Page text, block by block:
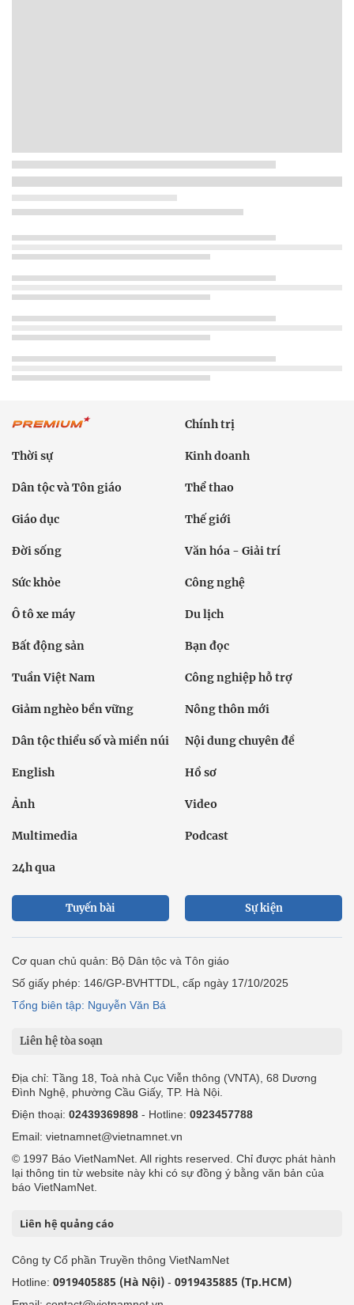
Chính trị
Thời sự Kinh doanh
Dân tộc và Tôn giáo Thể thao
Giáo dục Thế giới
Đời sống Văn hóa - Giải trí
Sức khỏe Công nghệ
Ô tô xe máy Du lịch
Bất động sản Bạn đọc
Tuần Việt Nam Công nghiệp hỗ trợ
Giảm nghèo bền vững Nông thôn mới
Dân tộc thiểu số và miền núi Nội dung chuyên đề
English Hồ sơ
Ảnh Video
Multimedia Podcast
24h qua
Tuyến bài Sự kiện
Cơ quan chủ quản: Bộ Dân tộc và Tôn giáo
Số giấy phép: 146/GP-BVHTTDL, cấp ngày 17/10/2025
Tổng biên tập: Nguyễn Văn Bá
Liên hệ tòa soạn
Địa chỉ: Tầng 18, Toà nhà Cục Viễn thông (VNTA), 68 Dương
Đình Nghệ, phường Cầu Giấy, TP. Hà Nội.
Điện thoại: 02439369898 - Hotline: 0923457788
Email: vietnamnet@vietnamnet.vn
© 1997 Báo VietNamNet. All rights reserved. Chỉ được phát hành
lại thông tin từ website này khi có sự đồng ý bằng văn bản của
báo VietNamNet.
Liên hệ quảng cáo
Công ty Cổ phần Truyền thông VietNamNet
Hotline: 0919405885 (Hà Nội) - 0919435885 (Tp.HCM)